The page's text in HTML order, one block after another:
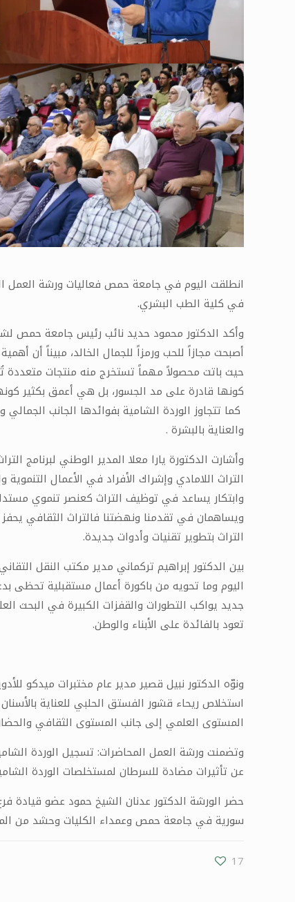
انطلقت اليوم في جامعة حمص فعاليات ورشة العمل
في كلية الطب البشري.
وأكد الدكتور محمود حديد نائب رئيس جامعة حمص
أصبحت مجازاً للحب ورمزاً للجمال الخالد، مبيناً أن
حيث باتت محصولاً مهماً تستخرج منه منتجات متعددة
كونها قادرة على مد الجسور، بل هي أعمق بكثير
كما تتجاوز الوردة الشامية بفوائدها الجانب
والعناية بالبشرة .
وأشارت الدكتورة يارا معلا المدير الوطني لبرنامج
التراث اللامادي وإشراك الأفراد في الأعمال
وابتكار يساعد في توظيف التراث كعنصر تنموي مستدام
ويساهمان في تقدمنا ونهضتنا فالتراث الثقافي
التراث بتطوير تقنيات وأدوات جديدة.
بين الدكتور إبراهيم تركماني مدير مكتب النقل
اليوم وما تحويه من باكورة أعمال مستقبلية تحظى
جديد يواكب التطورات والقفزات الكبيرة في
تعود بالفائدة على الأبناء والوطن.
ونوّه الدكتور نبيل قصير مدير عام مختبرات ميدكو
استخلاص ريحاء قشور الفستق الحلبي للعناية
المستوى العلمي إلى جانب المستوى الثقافي
وتضمنت ورشة العمل المحاضرات: تسجيل الوردة
عن تأثيرات مضادة للسرطان لمستخلصات الوردة
حضر الورشة الدكتور عدنان الشيخ حمود عضو قيادة
سورية في جامعة حمص وعمداء الكليات وحشد من
17